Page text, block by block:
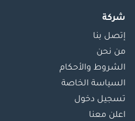
شركة
إتصل بنا
من نحن
الشروط والأحكام
السياسة الخاصة
تسجيل دخول
اعلن معنا